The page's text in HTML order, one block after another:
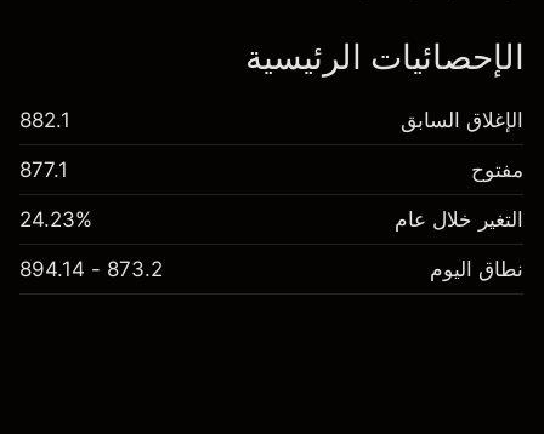
الإحصائيات الرئيسية
الإغلاق السابق 882.1
مفتوح 877.1
التغير خلال عام 24.23%
نطاق اليوم 873.2 - 894.14